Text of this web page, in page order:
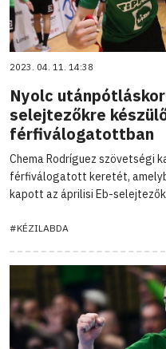
2023. 04. 11. 14:38
Nyolc
selejtezőkre
férfiválogatottban
Chema Rodríguez szövetségi
férfiválogatott keretét,
kapott az áprilisi Eb-
#KÉZILABDA